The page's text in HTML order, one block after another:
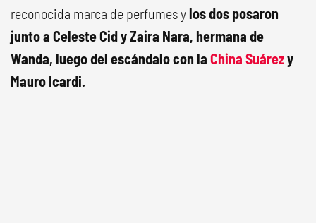
reconocida marca de perfumes ylos dos posaron
junto a Celeste Cid y Zaira Nara, hermana de
Wanda, luego del escándalo con la China Suárezy
Mauro Icardi.